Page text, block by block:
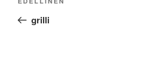
artikkeli
grilli